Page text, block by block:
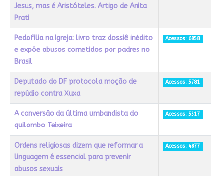
Jesus, mas é Aristóteles. Artigo de Anita
Prati
Pedofilia na Igreja: livro traz dossiê inédito
e expõe abusos cometidos por padres no
Brasil
Acessos: 6958
Deputado do DF protocola moção de
repúdio contra Xuxa
Acessos: 5781
A conversão da última umbandista do
quilombo Teixeira
Acessos: 5517
Ordens religiosas dizem que reformar a
linguagem é essencial para prevenir
abusos sexuais
Acessos: 4877